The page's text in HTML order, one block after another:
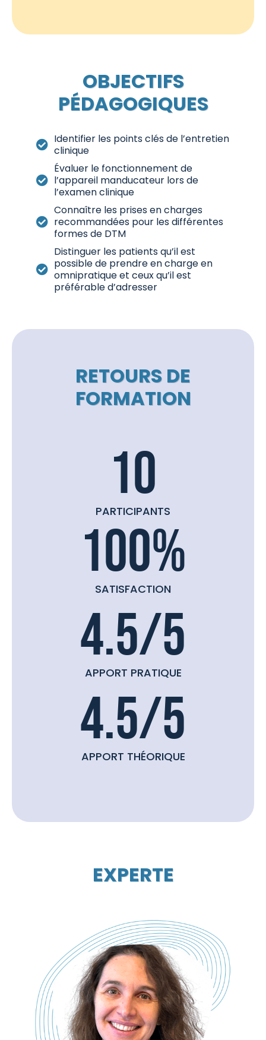
OBJECTIFS
PÉDAGOGIQUES
Identifier les points clés de l’entretien
clinique
Évaluer le fonctionnement de
l’appareil manducateur lors de
l’examen clinique
Connaître les prises en charges
recommandées pour les différentes
formes de DTM
Distinguer les patients qu’il est
possible de prendre en charge en
omnipratique et ceux qu’il est
préférable d’adresser
RETOURS DE
FORMATION
PARTICIPANTS
10
SATISFACTION
100%
APPORT PRATIQUE
4.5/5
APPORT THÉORIQUE
4.5/5
EXPERTE